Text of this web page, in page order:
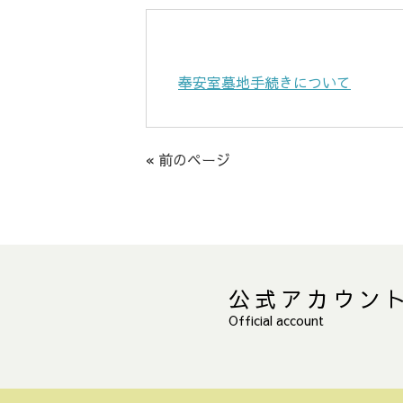
奉安室墓地手続きについて
« 前のページ
公式アカウン
Official account